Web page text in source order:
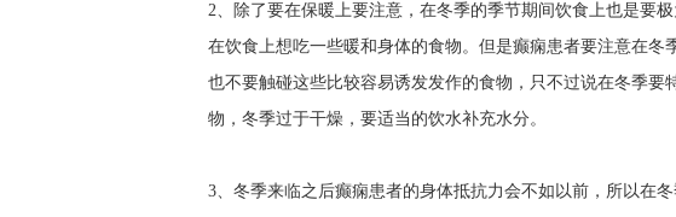
2、除了要在保暖上要注意，在冬季的季节期间饮食上也是要
在饮食上想吃一些暖和身体的食物。但是癫痫患者要注意在冬
也不要触碰这些比较容易诱发发作的食物，只不过说在冬季要
物，冬季过于干燥，要适当的饮水补充水分。
3、冬季来临之后癫痫患者的身体抵抗力会不如以前，所以在